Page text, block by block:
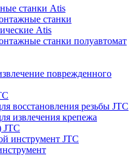
станки Atis
станки
Atis
станки полуавтомат
поврежденного
восстановления резьбы JTC
извлечения крепежа
JTC
инструмент JTC